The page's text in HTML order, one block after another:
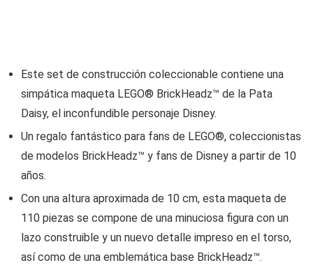
Este set de construcción coleccionable contiene una
simpática maqueta LEGO® BrickHeadz™ de la Pata
Daisy, el inconfundible personaje Disney.
Un regalo fantástico para fans de LEGO®, coleccionistas
de modelos BrickHeadz™ y fans de Disney a partir de 10
años.
Con una altura aproximada de 10 cm, esta maqueta de
110 piezas se compone de una minuciosa figura con un
lazo construible y un nuevo detalle impreso en el torso,
así como de una emblemática base BrickHeadz™.